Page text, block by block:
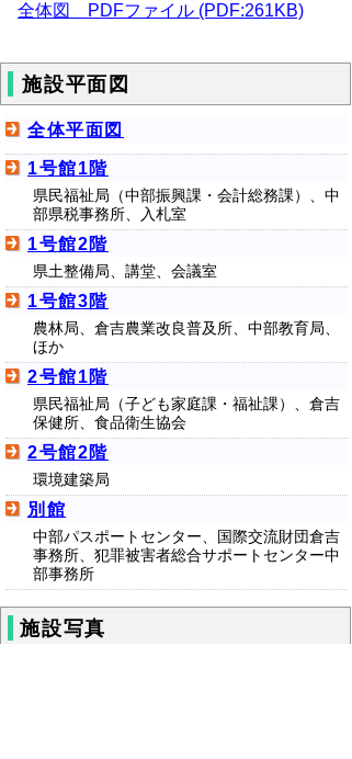
全体図 PDFファイル (PDF:261KB)
施設平面図
全体平面図
1号館1階
県民福祉局（中部振興課・会計総務課）、中
部県税事務所、入札室
1号館2階
県土整備局、講堂、会議室
1号館3階
農林局、倉吉農業改良普及所、中部教育局、
ほか
2号館1階
県民福祉局（子ども家庭課・福祉課）、倉吉
保健所、食品衛生協会
2号館2階
環境建築局
別館
中部パスポートセンター、国際交流財団倉吉
事務所、犯罪被害者総合サポートセンター中
部事務所
施設写真